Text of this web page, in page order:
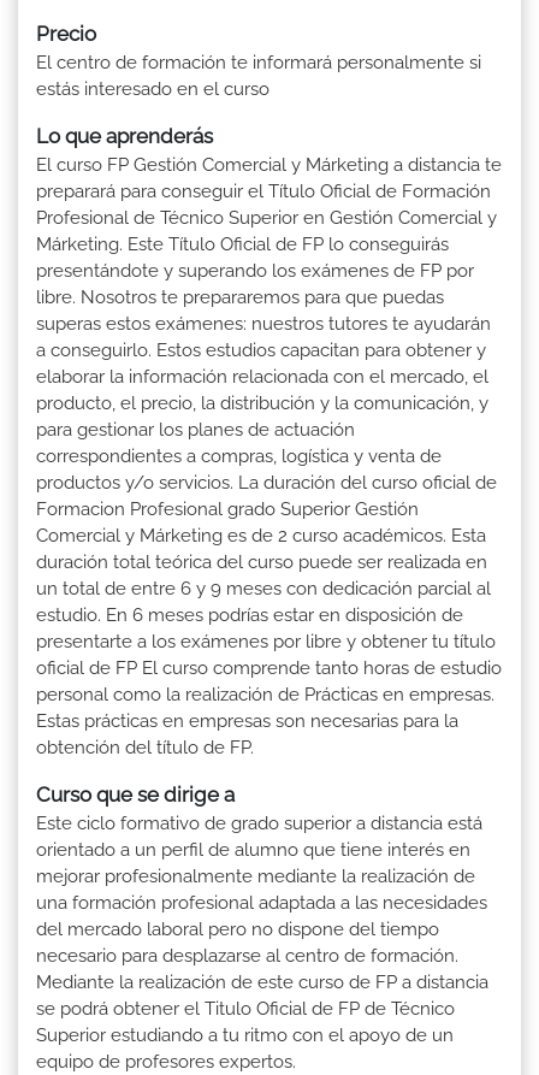
Precio
El centro de formación te informará personalmente si
estás interesado en el curso
Lo que aprenderás
El curso FP Gestión Comercial y Márketing a distancia te
preparará para conseguir el Título Oficial de Formación
Profesional de Técnico Superior en Gestión Comercial y
Márketing. Este Título Oficial de FP lo conseguirás
presentándote y superando los exámenes de FP por
libre. Nosotros te prepararemos para que puedas
superas estos exámenes: nuestros tutores te ayudarán
a conseguirlo. Estos estudios capacitan para obtener y
elaborar la información relacionada con el mercado, el
producto, el precio, la distribución y la comunicación, y
para gestionar los planes de actuación
correspondientes a compras, logística y venta de
productos y/o servicios. La duración del curso oficial de
Formacion Profesional grado Superior Gestión
Comercial y Márketing es de 2 curso académicos. Esta
duración total teórica del curso puede ser realizada en
un total de entre 6 y 9 meses con dedicación parcial al
estudio. En 6 meses podrías estar en disposición de
presentarte a los exámenes por libre y obtener tu título
oficial de FP El curso comprende tanto horas de estudio
personal como la realización de Prácticas en empresas.
Estas prácticas en empresas son necesarias para la
obtención del título de FP.
Curso que se dirige a
Este ciclo formativo de grado superior a distancia está
orientado a un perfil de alumno que tiene interés en
mejorar profesionalmente mediante la realización de
una formación profesional adaptada a las necesidades
del mercado laboral pero no dispone del tiempo
necesario para desplazarse al centro de formación.
Mediante la realización de este curso de FP a distancia
se podrá obtener el Titulo Oficial de FP de Técnico
Superior estudiando a tu ritmo con el apoyo de un
equipo de profesores expertos.